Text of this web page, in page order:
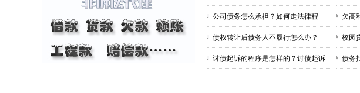
公司债务怎么承担？如何走法律程
序？
欠高
债权转让后债务人不履行怎么办？ 校园
果？
讨债起诉的程序是怎样的？讨债起诉 债务